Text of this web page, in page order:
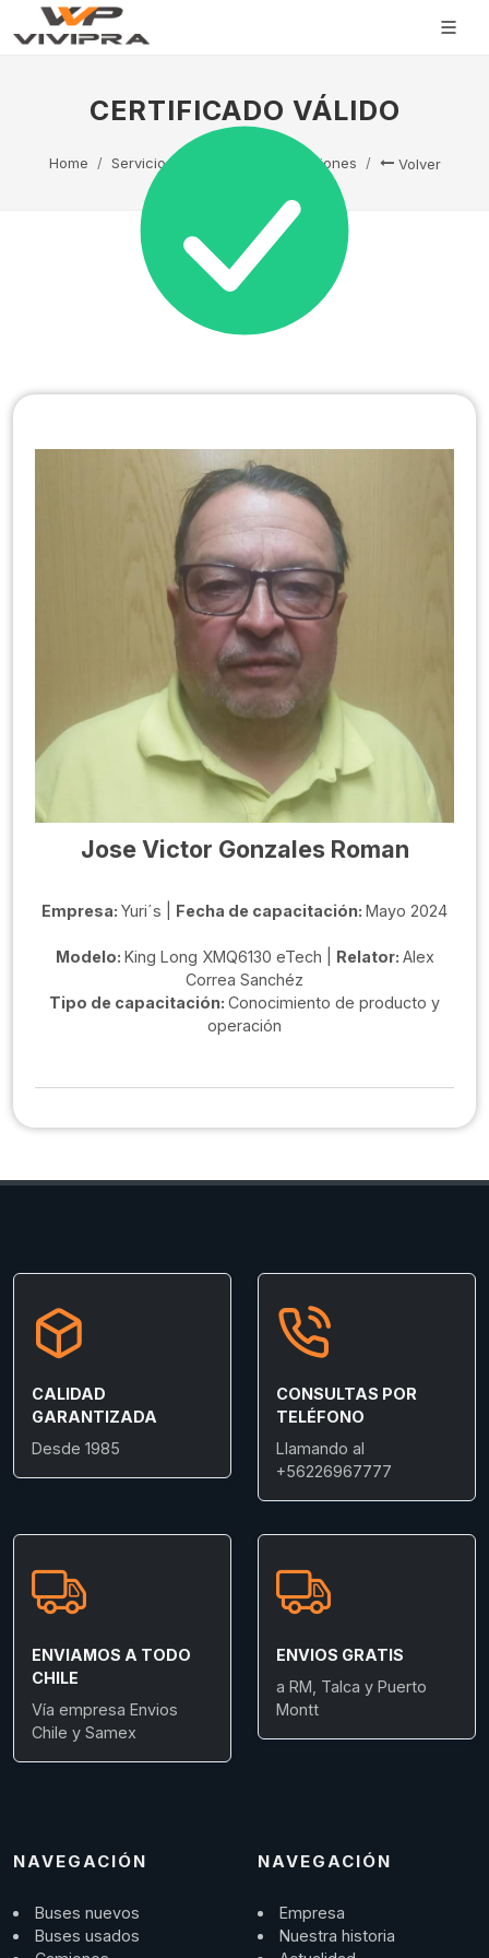
CERTIFICADO VÁLIDO
Home Servicio Técnico Capacitaciones Volver
Jose Victor Gonzales Roman
Empresa: Yuri´s | Fecha de capacitación: Mayo 2024
Modelo: King Long XMQ6130 eTech | Relator: Alex
Correa Sanchéz
Tipo de capacitación: Conocimiento de producto y
operación
CALIDAD
GARANTIZADA
Desde 1985
CONSULTAS POR
TELÉFONO
Llamando al
+56226967777
ENVIAMOS A TODO
CHILE
Vía empresa Envios
Chile y Samex
ENVIOS GRATIS
a RM, Talca y Puerto
Montt
NAVEGACIÓN
Buses nuevos
Buses usados
NAVEGACIÓN
Empresa
Nuestra historia